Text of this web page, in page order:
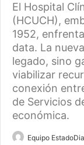
El Hospital
(HCUCH),
1952,
data. La
legado, sino
viabilizar
conexión
de Servicios
económica.
Equipo